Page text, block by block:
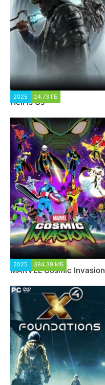
2025 24.73 ГБ
Hell is Us
2025 384.39 МБ
MARVEL Cosmic Invasion